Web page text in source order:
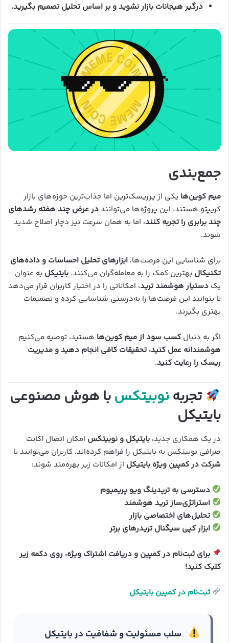
درگیر هیجانات بازار نشوید و بر اساس تحلیل تصمیم بگیرید.
جمع‌بندی
میم کوین‌ها یکی از پرریسک‌ترین اما جذاب‌ترین حوزه‌های بازار
کریپتو هستند. این پروژه‌ها می‌تواننددر عرض چند هفته رشدهای
چند برابری را تجربه کنند، اما به همان سرعت نیز دچار اصلاح شدید
شوند.
برای شناسایی این فرصت‌ها، ابزارهای تحلیل احساسات و داده‌های
تکنیکال بهترین کمک را به معامله‌گران می‌کنند. بایتیکل به عنوان
یک دستیار هوشمند ترید، امکاناتی را در اختیار کاربران قرار می‌دهد
تا بتوانند این فرصت‌ها را به‌درستی شناسایی کرده و تصمیمات
بهتری بگیرند.
اگر به دنبال کسب سود از میم کوین‌ها هستید، توصیه می‌کنیم
هوشمندانه عمل کنید، تحقیقات کافی انجام دهید و مدیریت
ریسک را رعایت کنید.
تجربهنوبیتکسبا هوش مصنوعی
بایتیکل
در یک همکاری جدید، بایتیکل و نوبیتکس امکان اتصال اکانت
صرافی نوبیتکس به بایتیکل را فراهم کرده‌اند. کاربران می‌توانند با
شرکت در کمپین ویژه بایتیکل از امکانات زیر بهره‌مند شوند:
دسترسی به تریدینگ ویو پریمیوم
استراتژی‌ساز ترید هوشمند
تحلیل‌های اختصاصی بازار
ابزار کپی سیگنال تریدرهای برتر
برای ثبت‌نام در کمپین و دریافت اشتراک ویژه، روی دکمه زیر
کلیک کنید!
ثبت‌نام در کمپین بایتیکل
سلب مسئولیت و شفافیت در بایتیکل